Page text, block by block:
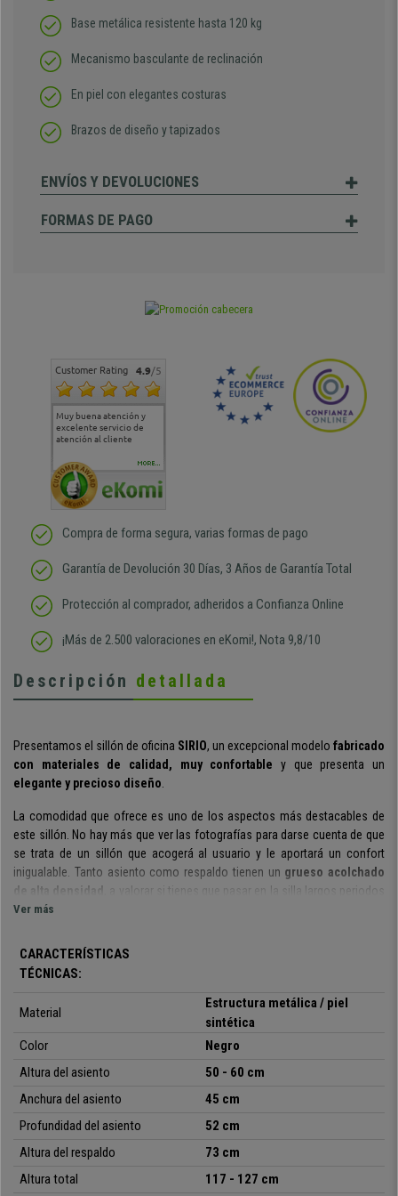
Base metálica resistente hasta 120 kg
Mecanismo basculante de reclinación
En piel con elegantes costuras
Brazos de diseño y tapizados
ENVÍOS Y DEVOLUCIONES
FORMAS DE PAGO
Customer Rating 4.9/5
Muy buena atención y
excelente servicio de
atención al cliente
Muy buena atención de
cara al asesoramiento
Si estoy contento
MORE...
Compra de forma segura, varias formas de pago
Garantía de Devolución 30 Días, 3 Años de Garantía Total
Protección al comprador, adheridos a Confianza Online
¡Más de 2.500 valoraciones en eKomi!, Nota 9,8/10
Descripción detallada
Presentamos el sillón de oficina SIRIO, un excepcional modelo fabricado
con materiales de calidad, muy confortable y que presenta un
elegante y precioso diseño
La comodidad que ofrece es uno de los aspectos más destacables de
este sillón. No hay más que ver las fotografías para darse cuenta de que
se trata de un sillón que acogerá al usuario y le aportará un confort
inigualable. Tanto asiento como respaldo tienen un grueso acolchado
de alta densidad
si tienes que pasar en la silla largos periodos
de tiempo.
integradoyreposabrazos acolchados
Cabe destacar que
: moviendo la palanca elevadora hacia fuera se activa el
balanceo y si vuelves a introducir dicha palanca el sillón retoma su
sillón bascula para que lo puedas adaptar a tu gusto.
calidad. Subase metálica resistente hasta 120 kg
robustez y estabilidad del sillón.
Está tapizado en
costuras vistas
en un sillón realmente especial. Los reposabrazos acolchados y
Ver más
CARACTERÍSTICAS
TÉCNICAS:
Material
Estructura metálica / piel
sintética
Color
Negro
Altura del asiento
50 - 60 cm
Anchura del asiento
45 cm
Profundidad del asiento
52 cm
Altura del respaldo
73 cm
Altura total
117 - 127 cm